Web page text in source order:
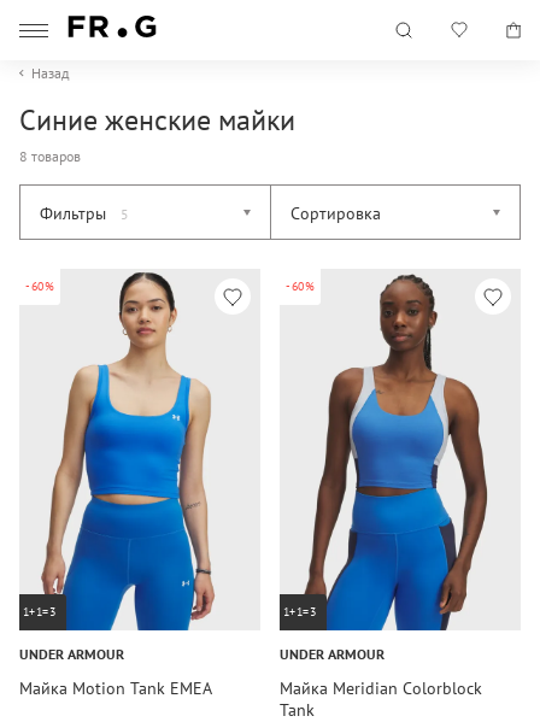
Назад
Синие женские майки
8 товаров
Фильтры 5 Сортировка
-60%
1+1=3
UNDER ARMOUR
Майка Motion Tank EMEA
-60%
1+1=3
UNDER ARMOUR
Майка Meridian Colorblock
Tank